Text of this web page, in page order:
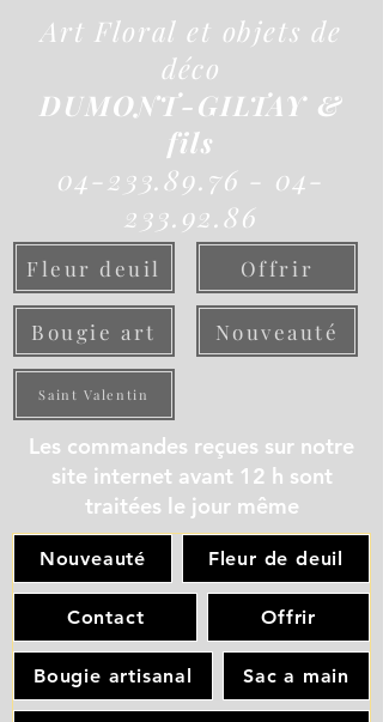
Art Floral et objets de
déco
DUMONT-GILTAY &
fils
04-233.89.76 - 04-
233.92.86
Fleur deuil Offrir
Bougie art Nouveauté
Saint Valentin
Les commandes reçues sur notre
site internet avant 12 h sont
traitées le jour même
Nouveauté Fleur de deuil
Contact Offrir
Bougie artisanal Sac a main